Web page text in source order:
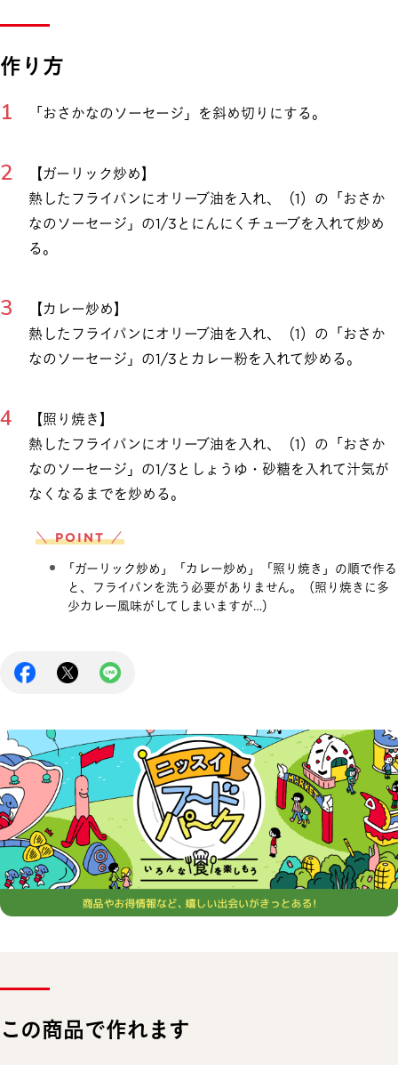
作り方
「おさかなのソーセージ」を斜め切りにする。
【ガーリック炒め】
熱したフライパンにオリーブ油を入れ、（1）の「おさか
なのソーセージ」の1/3とにんにくチューブを入れて炒め
る。
【カレー炒め】
熱したフライパンにオリーブ油を入れ、（1）の「おさか
なのソーセージ」の1/3とカレー粉を入れて炒める。
【照り焼き】
熱したフライパンにオリーブ油を入れ、（1）の「おさか
なのソーセージ」の1/3としょうゆ・砂糖を入れて汁気が
なくなるまでを炒める。
＼ POINT ／
「ガーリック炒め」「カレー炒め」「照り焼き」の順で作る
と、フライパンを洗う必要がありません。（照り焼きに多
少カレー風味がしてしまいますが…）
この商品で作れます